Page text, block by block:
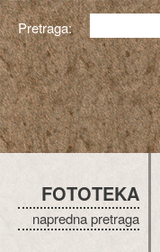
Pretraga:
FOTOTEKA
napredna pretraga